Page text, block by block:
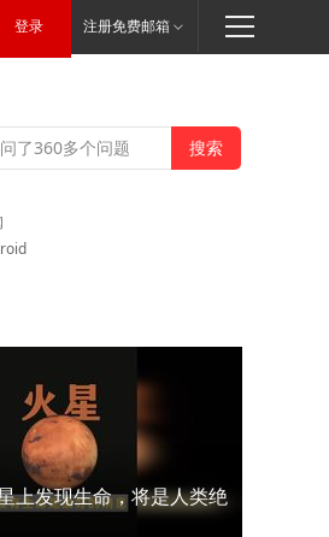
登录 注册免费邮箱
上发现生命，将是人类绝